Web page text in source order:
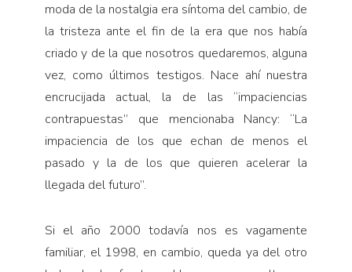
moda de la nostalgia era síntoma del cambio, de
la tristeza ante el fin de la era que nos había
criado y de la que nosotros quedaremos, alguna
vez, como últimos testigos. Nace ahí nuestra
encrucijada actual, la de las “impaciencias
contrapuestas” que mencionaba Nancy: “La
impaciencia de los que echan de menos el
pasado y la de los que quieren acelerar la
llegada del futuro”.
Si el año 2000 todavía nos es vagamente
familiar, el 1998, en cambio, queda ya del otro